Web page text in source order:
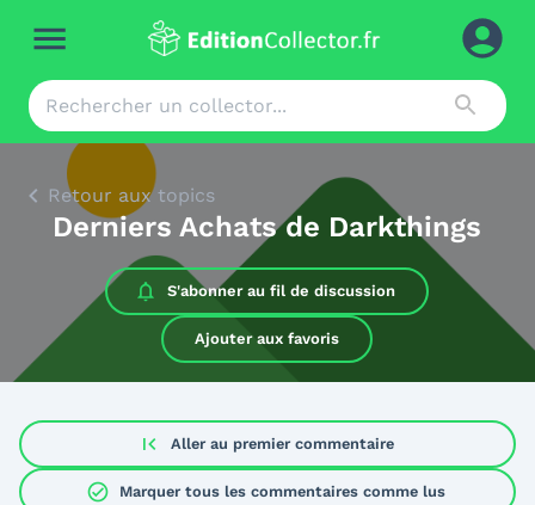
Retour aux topics
Derniers Achats de Darkthings
S'abonner au fil de discussion
Ajouter aux favoris
first_page Aller au premier commentaire
check_circle Marquer tous les commentaires comme lus